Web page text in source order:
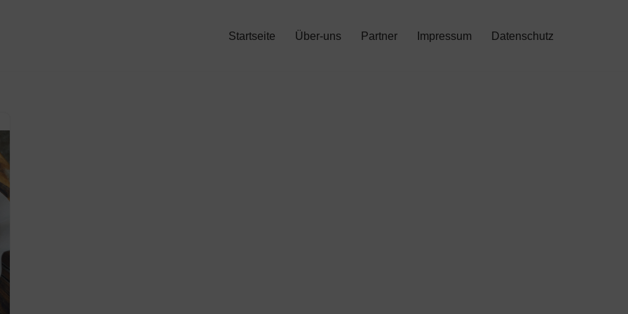
Startseite Über-uns Partner Impressum Datenschutz